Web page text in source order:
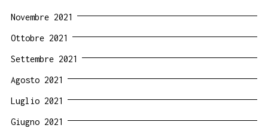
Novembre 2021
Ottobre 2021
Settembre 2021
Agosto 2021
Luglio 2021
Giugno 2021